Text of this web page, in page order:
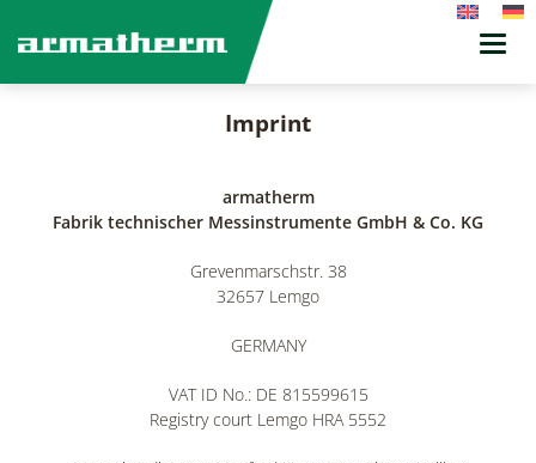
Imprint
armatherm
Fabrik technischer Messinstrumente GmbH & Co. KG
Grevenmarschstr. 38
32657 Lemgo
GERMANY
VAT ID No.: DE 815599615
Registry court Lemgo HRA 5552